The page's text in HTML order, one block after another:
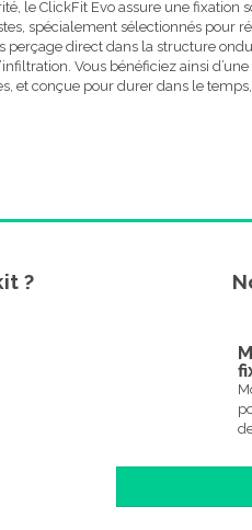
le ClickFit Evo assure une fixation
spécialement sélectionnés pour
perçage direct dans la structure
Vous bénéficiez ainsi
et conçue pour durer dans le
?